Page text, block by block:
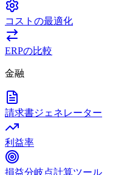
コストの最適化
ERPの比較
金融
請求書ジェネレーター
利益率
損益分岐点計算ツール